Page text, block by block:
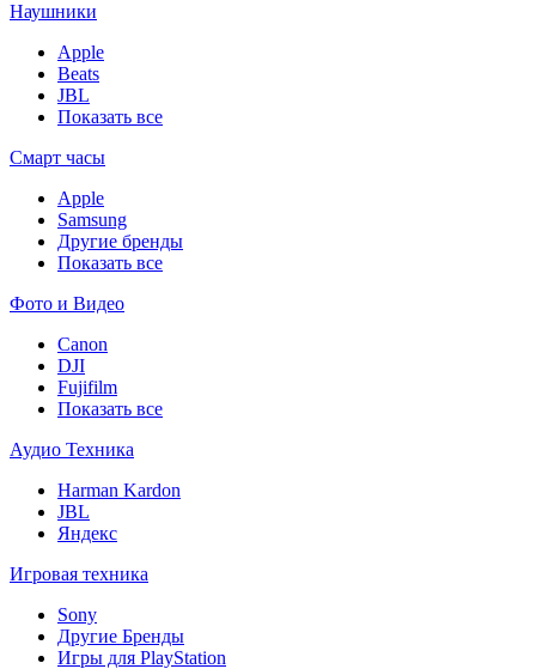
Наушники
Apple
Beats
JBL
Показать все
Смарт часы
Apple
Samsung
Другие бренды
Показать все
Фото и Видео
Canon
DJI
Fujifilm
Показать все
Аудио Техника
Harman Kardon
JBL
Яндекс
Игровая техника
Sony
Другие Бренды
Игры для PlayStation